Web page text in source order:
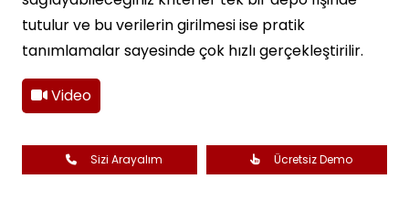
tutulur ve bu verilerin girilmesi ise pratik
tanımlamalar sayesinde çok hızlı gerçekleştirilir.
Video
Sizi Arayalım Ücretsiz Demo